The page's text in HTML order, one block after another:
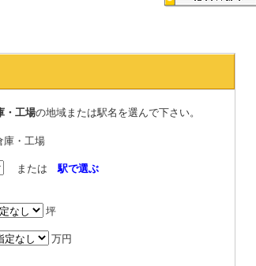
・工場の地域または駅名を選んで下さい。
庫・工場
または駅で選ぶ
坪
万円